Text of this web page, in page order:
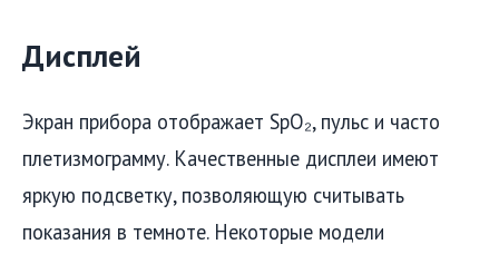
Дисплей
Экран прибора отображает SpO₂, пульс и часто
плетизмограмму. Качественные дисплеи имеют
яркую подсветку, позволяющую считывать
показания в темноте. Некоторые модели